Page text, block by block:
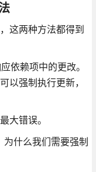
这两种方法都得到
依赖项中的更改。
以强制执行更新，
大错误。
什么我们需要强制